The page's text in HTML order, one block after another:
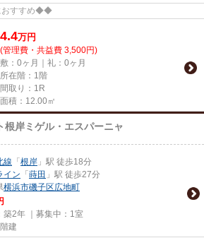
おすすめ◆◆
4.4万円
(管理費・共益費 3,500円)
敷：0ヶ月｜礼：0ヶ月
所在階：1階
間取り：1R
面積：12.00㎡
根岸ミゲル・エスパーニャ
線 「 根岸 」駅 徒歩18分
イン 「 蒔田 」駅 徒歩27分
横浜市磯子区広地町
築2年 ｜募集中： 1室
建